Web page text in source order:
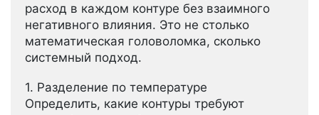
расход в каждом контуре без взаимного
негативного влияния. Это не столько
математическая головоломка, сколько
системный подход.
1. Разделение по температуре
Определить, какие контуры требуют